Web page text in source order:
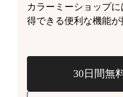
カラーミーショップに
得できる便利な機能が
30日間無